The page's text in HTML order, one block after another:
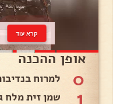
קרא עוד
אופן ההכנה
0 למרוח
1 שמן זית מלח